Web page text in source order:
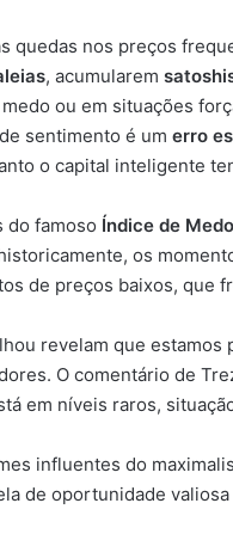
quedas nos preços
, acumularem
ou em situações
sentimento é um erro
o capital inteligente
do famoso Índice de
os
de preços baixos, que
revelam que estamos
O comentário de
em níveis raros,
influentes do
de oportunidade